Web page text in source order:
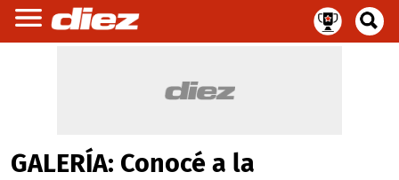
GALERÍA: Conocé a la